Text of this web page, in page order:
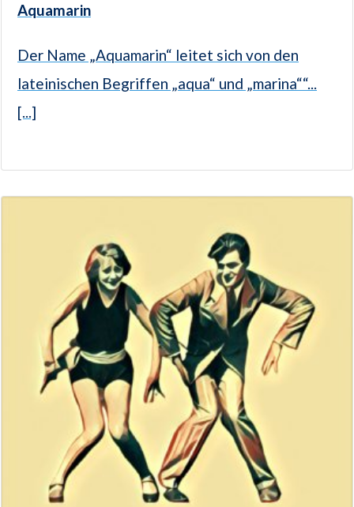
Aquamarin
Der Name „Aquamarin“ leitet sich von den
lateinischen Begriffen „aqua“ und „marina““...
[...]